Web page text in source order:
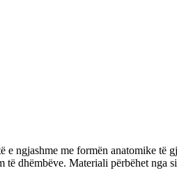
me formën anatomike të
dhëmbëve. Materiali përbëhet nga